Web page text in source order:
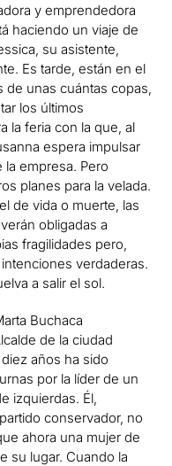
y emprendedora
haciendo un viaje de
su asistente,
Es tarde, están en el
de unas cuántas copas,
los últimos
la feria con la que, al
espera impulsar
la empresa. Pero
planes para la velada.
de vida o muerte, las
obligadas a
fragilidades pero,
verdaderas.
a salir el sol.
Buchaca
de la ciudad
años ha sido
por la líder de un
izquierdas. Él,
conservador, no
ahora una mujer de
su lugar. Cuando la